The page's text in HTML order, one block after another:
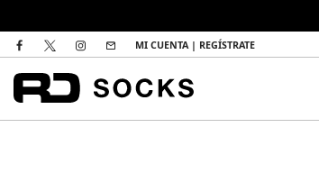
MI CUENTA | REGÍSTRATE